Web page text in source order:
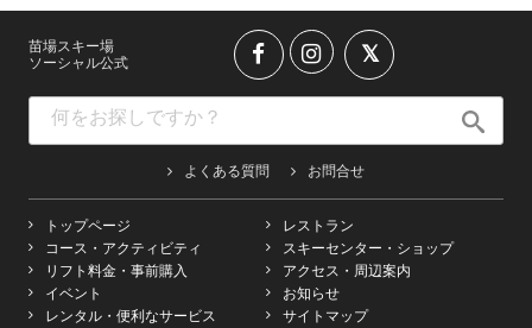
苗場スキー場
ソーシャル公式
よくある質問 お問合せ
トップページ
コース・アクティビティ
リフト料金・事前購入
イベント
レンタル・便利なサービス
レストラン
スキーセンター・ショップ
アクセス・周辺案内
お知らせ
サイトマップ